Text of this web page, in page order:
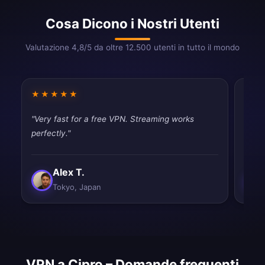
Cosa Dicono i Nostri Utenti
Valutazione 4,8/5 da oltre 12.500 utenti in tutto il mondo
★★★★★
"Very fast for a free VPN. Streaming works
perfectly."
Alex T.
Tokyo, Japan